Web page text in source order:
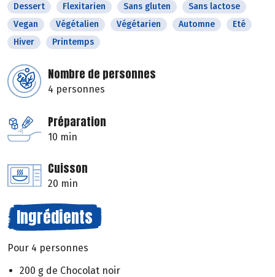
Dessert Flexitarien Sans gluten
Sans lactose
Vegan
Végétalien Végétarien Automne
Eté
Hiver
Printemps
Nombre de personnes
4 personnes
Préparation
10 min
Cuisson
20 min
Ingrédients
Pour 4 personnes
200 g de Chocolat noir